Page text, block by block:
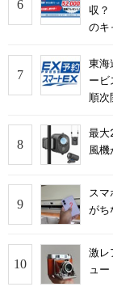
収
のキ
東海
ー
順次
最大
風機
ス
がち
激レ
ュ